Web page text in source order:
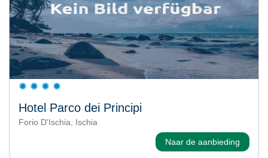
Hotel Parco dei Principi
Forio D'Ischia, Ischia
Naar de aanbieding